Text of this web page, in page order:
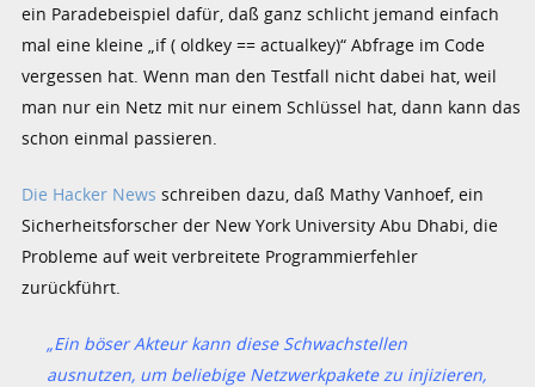
ein Paradebeispiel dafür, daß ganz schlicht jemand einfach
mal eine kleine „if ( oldkey == actualkey)“ Abfrage im Code
vergessen hat. Wenn man den Testfall nicht dabei hat, weil
man nur ein Netz mit nur einem Schlüssel hat, dann kann das
schon einmal passieren.
Die Hacker News schreiben dazu, daß Mathy Vanhoef, ein
Sicherheitsforscher der New York University Abu Dhabi, die
Probleme auf weit verbreitete Programmierfehler
zurückführt.
„Ein böser Akteur kann diese Schwachstellen
ausnutzen, um beliebige Netzwerkpakete zu injizieren,